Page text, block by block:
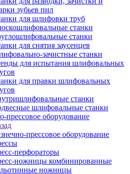
зубьев пил
для шлифовки труб
станки
станки
для снятия заусенцев
зачистные станки
для испытания шлифовальных
для правки шлифовальных
станки
шлифовальные станки
прессовое оборудование
прессовое оборудование
перфораторы
ножницы комбинированные
ножницы